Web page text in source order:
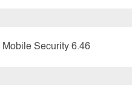
Mobile Security 6.46